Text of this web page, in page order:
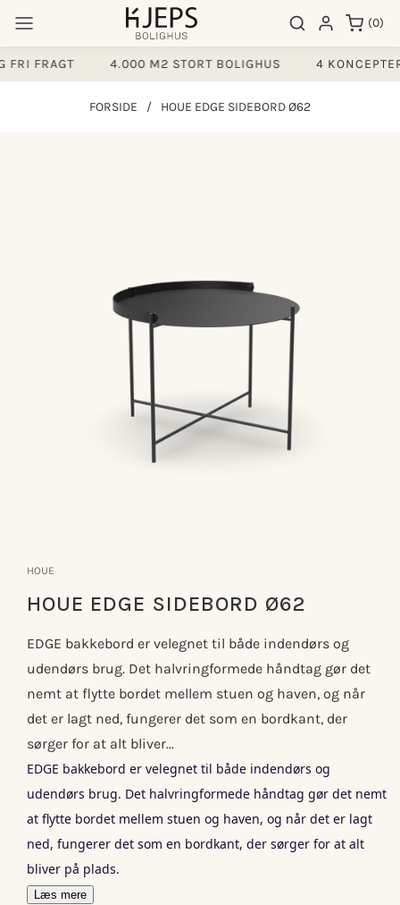
indhold
Søgeresultater
Log ind (0)
0
varer
FRAGT 4.000 M2 STORT BOLIGHUS 4
FORSIDE / HOUE EDGE SIDEBORD Ø62
iHOUE
HOUE EDGE SIDEBORD Ø62
EDGE bakkebord er velegnet til både indendørs og
udendørs brug. Det halvringformede håndtag gør det
nemt at flytte bordet mellem stuen og haven, og når
det er lagt ned, fungerer det som en bordkant, der
sørger for at alt bliver...
EDGE bakkebord er velegnet til både indendørs og
udendørs brug. Det halvringformede håndtag gør det nemt
at flytte bordet mellem stuen og haven, og når det er lagt
ned, fungerer det som en bordkant, der sørger for at alt
bliver på plads.
Læs mere